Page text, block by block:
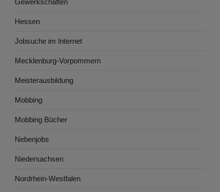
Hessen
Jobsuche im Internet
Mecklenburg-Vorpommern
Meisterausbildung
Mobbing
Mobbing Bücher
Nebenjobs
Niedersachsen
Nordrhein-Westfalen